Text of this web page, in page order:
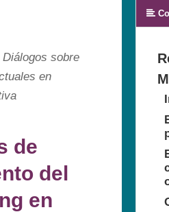
Diálogos sobre
en
de
del
en